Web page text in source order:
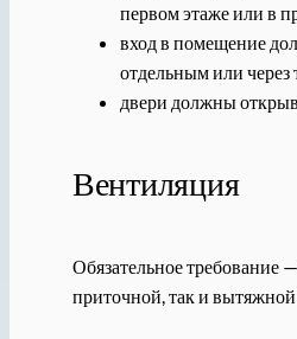
первом этаже или в
вход в помещение
отдельным или через
двери должны
Вентиляция
Обязательное требование
приточной, так и